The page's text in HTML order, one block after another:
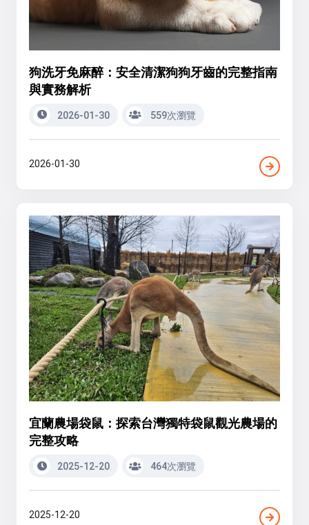
狗洗牙免麻醉：安全清潔狗狗牙齒的完整指南
與實務解析
2026-01-30 559次瀏覽
2026-01-30
宜蘭農場袋鼠：探索台灣獨特袋鼠觀光農場的
完整攻略
2025-12-20 464次瀏覽
2025-12-20